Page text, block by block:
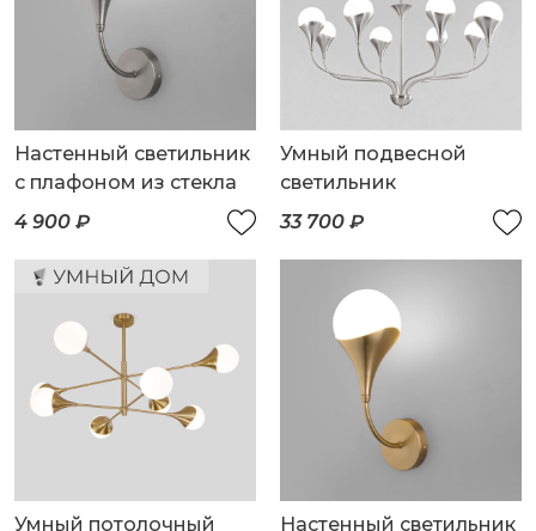
Настенный светильник
с плафоном из стекла
4 900 ₽
Умный подвесной
светильник
33 700 ₽
Умный потолочный
Настенный светильник